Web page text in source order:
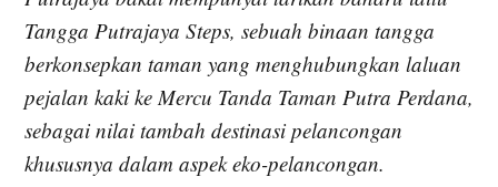
Tangga Putrajaya Steps, sebuah binaan tangga
berkonsepkan taman yang menghubungkan laluan
pejalan kaki ke Mercu Tanda Taman Putra Perdana,
sebagai nilai tambah destinasi pelancongan
khususnya dalam aspek eko-pelancongan.